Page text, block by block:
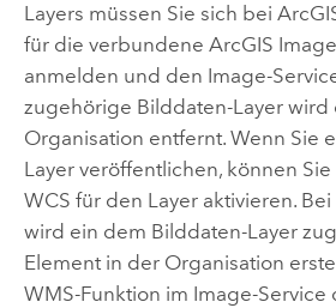
Layers müssen Sie sich bei
für die verbundene ArcGIS
anmelden und den Image-
zugehörige Bilddaten-Layer wird
Organisation entfernt. Wenn Sie
Layer veröffentlichen, können
WCS für den Layer aktivieren.
wird ein dem Bilddaten-Layer
Element in der Organisation
WMS-Funktion im Image-Service